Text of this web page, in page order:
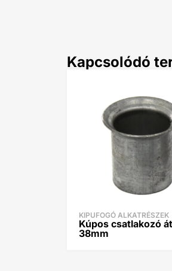
Kapcsolódó
KIPUFOGÓ ALKATRÉSZEK
Kúpos csatlakozó
38mm